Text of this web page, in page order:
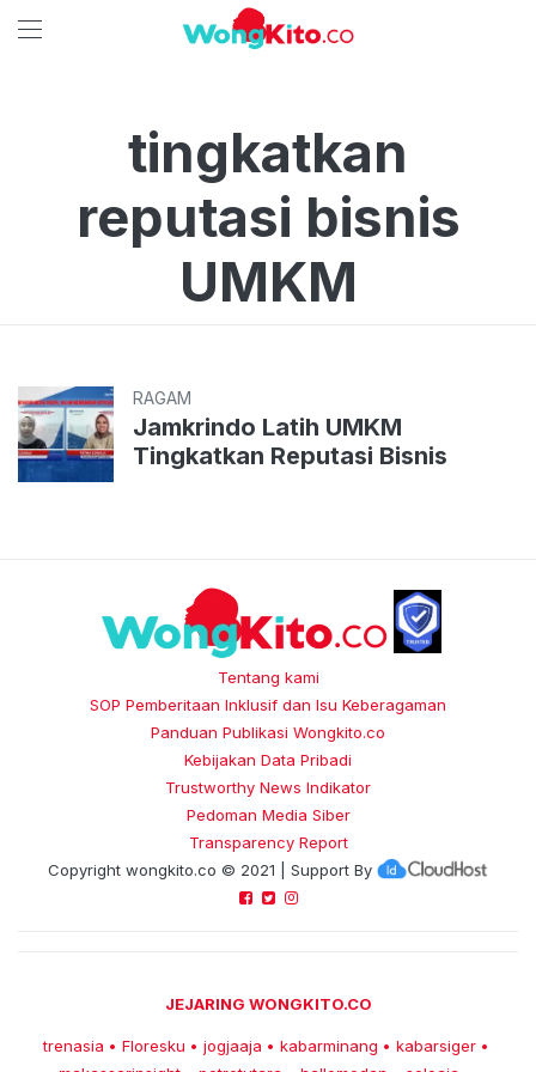
tingkatkan
reputasi bisnis
UMKM
RAGAM
Jamkrindo Latih UMKM
Tingkatkan Reputasi Bisnis
Tentang kami
SOP Pemberitaan Inklusif dan Isu Keberagaman
Panduan Publikasi Wongkito.co
Kebijakan Data Pribadi
Trustworthy News Indikator
Pedoman Media Siber
Transparency Report
Copyright wongkito.co © 2021 | Support By
JEJARING WONGKITO.CO
trenasia • Floresku • jogjaaja • kabarminang • kabarsiger •